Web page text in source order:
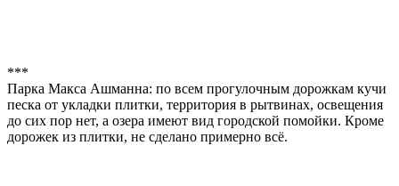
***
Парка Макса Ашманна: по всем прогулочным дорожкам кучи
песка от укладки плитки, территория в рытвинах, освещения
до сих пор нет, а озера имеют вид городской помойки. Кроме
дорожек из плитки, не сделано примерно всё.